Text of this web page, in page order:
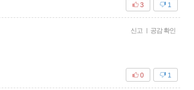
1
3
신고 | 공감 확인
1
0